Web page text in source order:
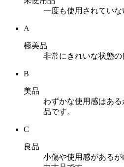
一度も使用されていな
A
極美品
非常にきれいな状態の
B
美品
わずかな使用感はあ
品です。
C
良品
小傷や使用感がある